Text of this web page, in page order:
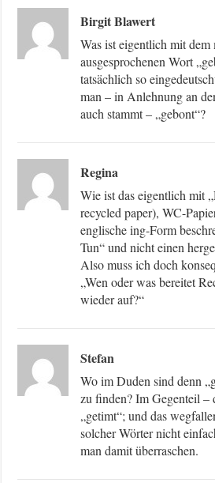
Birgit Blawert
Was ist eigentlich mit
ausgesprochenen Wort
tatsächlich so
man – in Anlehnung an
auch stammt – „gebont“?
Regina
Wie ist das eigentlich mit
recycled paper), WC-
englische ing-Form
Tun“ und nicht einen
Also muss ich doch
„Wen oder was bereitet
wieder auf?“
Stefan
Wo im Duden sind denn
zu finden? Im Gegenteil –
„getimt“; und das
solcher Wörter nicht
man damit überraschen.